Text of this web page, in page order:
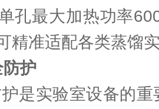
孔最大加热功率
精准适配各类蒸馏
护
是实验室设备的